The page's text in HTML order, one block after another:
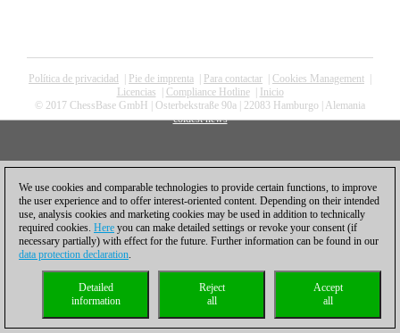
Política de privacidad Pie de imprenta Para contactar Cookies Management
Licencias
Compliance Hotline|
Inicio
© 2017 ChessBase GmbH | Osterbekstraße 90a | 22083 Hamburgo | Alemania
coldest news
We use cookies and comparable technologies to provide certain functions, to improve
the user experience and to offer interest-oriented content. Depending on their intended
use, analysis cookies and marketing cookies may be used in addition to technically
required cookies. Here you can make detailed settings or revoke your consent (if
necessary partially) with effect for the future. Further information can be found in our
data protection declaration.
Accept
all
Reject
all
Detailed
information